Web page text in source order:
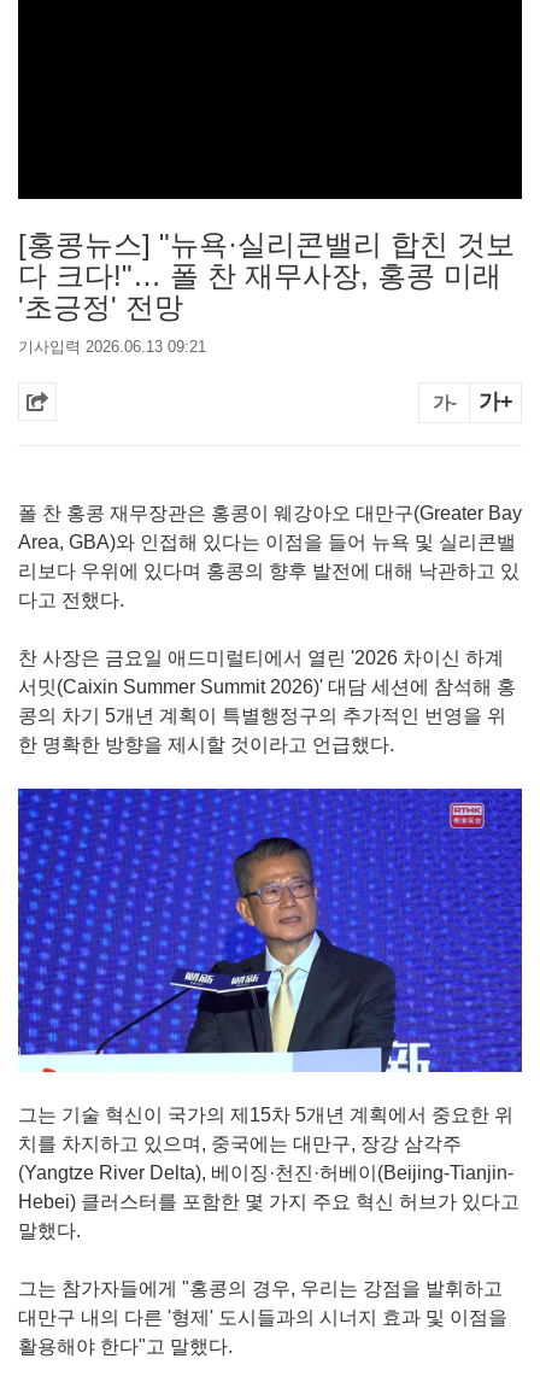
[홍콩뉴스] "뉴욕·실리콘밸리 합친 것보
다 크다!"… 폴 찬 재무사장, 홍콩 미래
'초긍정' 전망
기사입력 2026.06.13 09:21
가- 가+
폴 찬 홍콩 재무장관은 홍콩이 웨강아오 대만구(Greater Bay
Area, GBA)와 인접해 있다는 이점을 들어 뉴욕 및 실리콘밸
리보다 우위에 있다며 홍콩의 향후 발전에 대해 낙관하고 있
다고 전했다.
찬 사장은 금요일 애드미럴티에서 열린 '2026 차이신 하계
서밋(Caixin Summer Summit 2026)' 대담 세션에 참석해 홍
콩의 차기 5개년 계획이 특별행정구의 추가적인 번영을 위
한 명확한 방향을 제시할 것이라고 언급했다.
그는 기술 혁신이 국가의 제15차 5개년 계획에서 중요한 위
치를 차지하고 있으며, 중국에는 대만구, 장강 삼각주
(Yangtze River Delta), 베이징·천진·허베이(Beijing-Tianjin-
Hebei) 클러스터를 포함한 몇 가지 주요 혁신 허브가 있다고
말했다.
그는 참가자들에게 "홍콩의 경우, 우리는 강점을 발휘하고
대만구 내의 다른 '형제' 도시들과의 시너지 효과 및 이점을
활용해야 한다"고 말했다.